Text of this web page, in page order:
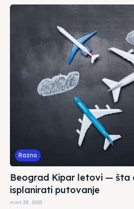
Razno
Beograd Kipar letovi — šta
isplanirati putovanje
mart 28, 2025